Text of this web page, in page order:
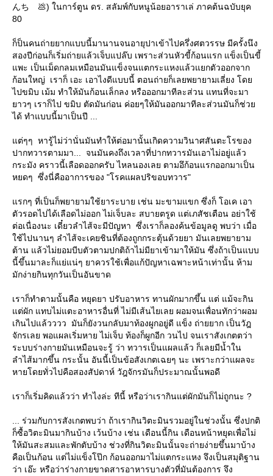
んち 💩) ในการ์ตูน ดร. สลัมพ์กับหนูน้อยอาราเล่ ภาคต้นฉบับยุค
80
ก็ป็นคนถ่ายยากแบบนี้มานานจนอายุปาเข้าไปครึ่งศตวรรษ มีครั้งนึง
สองปีก่อนก็เริ่มถ่ายแล้วเจ็บแปล๊บ เพราะส่วนหัวขี้ก้อนแรก แข็งเป็นขี้
พะ เป็นเม็ดกลมเหมือนมันแข็งจนแตกระแหงแล้วแยกตัวออกจาก
ก้อนใหญ่ เราก็ เอะ เอาไงดีแบบนี้ ตอนถ่ายก็เลยพยายามเลี่ยง โด
ไปขมิบ เม้ม ทำให้มันก้อนเล็กลง หรือออกมาทีละส่วน แทนที่จะมา
าวๆ เราก็ไป ขมิบ ตัดมันก่อน ค่อยๆให้มันออกมาทีละส่วนมันก็ช่ว
ได้ ทำแบบนี้มาเป็นปี ...
ต่ๆๆ หารู้ไม่ว่านั่นมันทำให้ต่อมานั้นเกิดความวินาศสันตะโรของ
ปากทวารตามมา... จนมันคงถึงเวลาที่ปากทวารมันเอาไม่อยู่แล้ว
กระมัง คราวนี้เลือดออกครับ ไหลนองเลย ตามอึก้อนแรกออกมาเป็น
หยดๆ ซึ่งนี่คืออาการของ "โรคแผลปริขอบทวาร"
รกๆ ที่เป็นก็พยายามใช้ยาระบาย เช่น มะขามแขก ซึ่งก็ โอเค เอา
ตัวรอดไปได้เลือดไม่ออก ไม่เจ็บละ สบายตรูด แต่เภสัชเตือน อย่าใช้
ต่อเนื่องนะ เดี๋ยวลำไส้จะมีปัญหา ซึ่งเราก็ลองค้นข้อมูลดู พบว่า เมื่อ
ช้ไปนานๆ ลำไส้จะเคยชินที่ต้องถูกกระตุ้นด้วยยา มันเลยพยายาม
ต้าน แล้วไม่ยอมบีบตัวตามปกติถ้าไม่มียาเข้ามาให้มัน ซึ่งถ้าเป็นแบบ
นี้ขึ้นมาละก็แย่แน่ๆ ยาควรใช้เพื่อแก้ปัญหาเฉพาะหน้าเท่านั้น ห้าม
มักง่ายกินทุกวันเป็นอันขาด
เราก็ทำตามนั้นคือ หยุดยา ปรับอาหาร ทานผักมากขึ้น แต่ แม้จะกิน
ต่ผัก แทบไม่แตะอาหารอื่นที่ ไม่มีเส้นไยเลย ผอมจนเพื่อนทักว่าผอม
เกินไปแล้วววว มันก็ยังวนกลับมาท้องผูกอยู่ดี แข็ง ถ่ายยาก เป็นวัฎ
จักรเลย พอแผลเริ่มหาย ไม่เจ็บ ท้องก็ผูกอีก วนไป จนเราสังเกตตว่า
ระบบร่างกายมันเหมือนจะรู้ ว่า ทวารเป็นแผลแล้ว ก็เลยมีน้ำใน
ลำไส้มากขึ้น กระนั้น อันนี้เป็นข้อสังเกตเฉยๆ นะ เพราะกว่าแผลจะ
หายโดยทั่วไปคือสองสัปดาห์ วัฎจักรมันก็ประมาณนั้นพอดี
เราก็เริ่มคิดแล้วว่า ทำไงล่ะ ทีนี้ หรือว่าเรากินแต่ผักมันก็ไม่ถูกนะ ?
... ร่วมกับการสังเกตพบว่า ถ้าเรากินวิตะมินรวมอยู่ในช่วงนั้น ซึ่งปกติ
ก็ซื้อวิตะมินมากินบ้าง เว้นบ้าง เช่น เดือนนี้กิน เดือนหน้าหยุดเพื่อไม่
ห้มันสะสมและพักตับบ้าง ช่วงที่กินวิตะมินนั้นจะถ่ายง่ายขึ้นมาบ้าง
คือเป็นก้อน แต่ไม่แข็งโป๊ก ก้อนออกมาไม่แตกระแหง จึงเป็นสมุติฐาน
ว่า เอ๊ะ หรือว่าร่างกายขาดสารอาหารบางตัวที่มันต้องการ จึง